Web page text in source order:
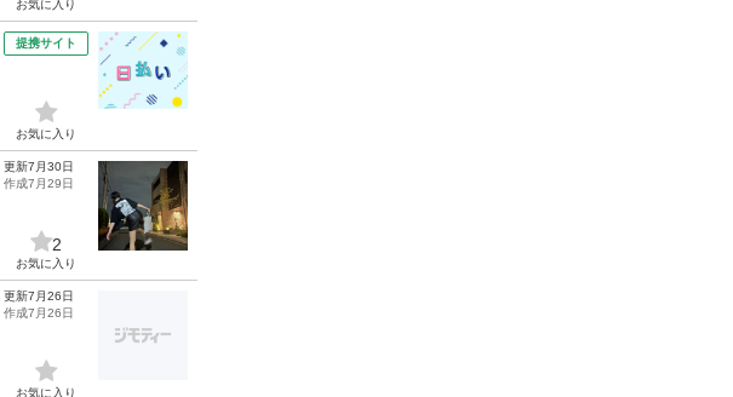
お気に入り
提携サイト
お気に入り
更新7月30日
作成7月29日
2
お気に入り
更新7月26日
作成7月26日
お気に入り